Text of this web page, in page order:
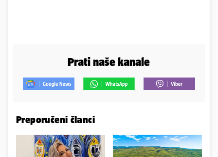
Prati naše kanale
Preporučeni članci